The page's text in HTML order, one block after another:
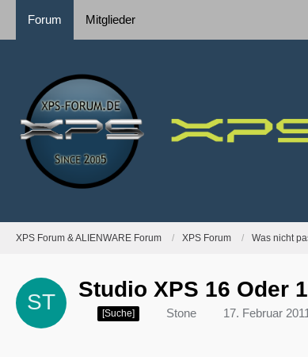
Forum Mitglieder
XPS Forum & ALIENWARE Forum XPS Forum Was nicht
Studio XPS 16 Oder
[Suche] Stone 17. Februar